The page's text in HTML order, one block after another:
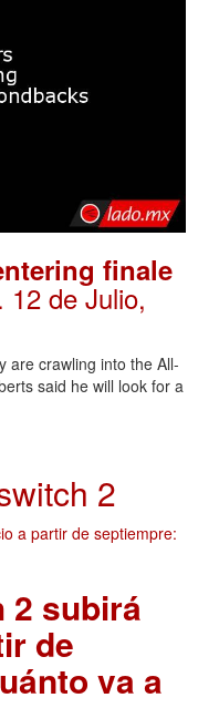
finale
. 12 de Julio,
are crawling into the All-
said he will look for a
2
2 subirá
de
va a